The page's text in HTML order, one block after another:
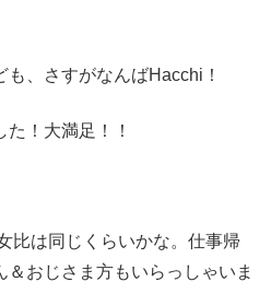
、さすがなんばHacchi！
！大満足！！
比は同じくらいかな。仕事帰
＆おじさま方もいらっしゃいま